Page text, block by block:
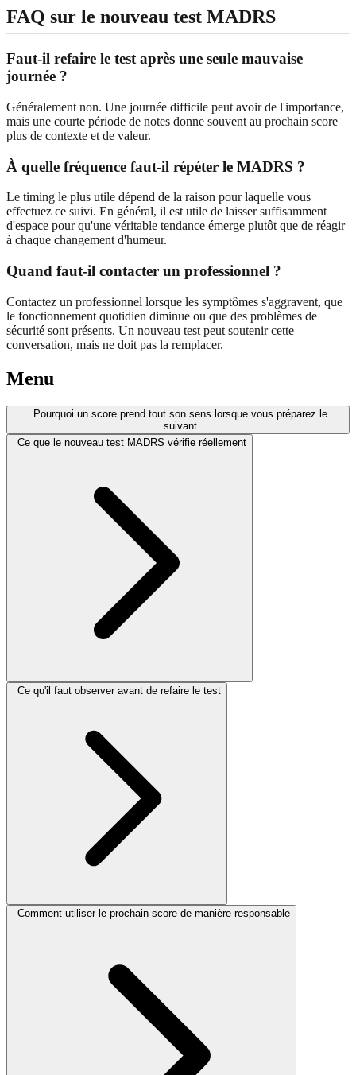
FAQ sur le nouveau test MADRS
Faut-il refaire le test après une seule mauvaise
journée ?
Généralement non. Une journée difficile peut avoir de l'importance,
mais une courte période de notes donne souvent au prochain score
plus de contexte et de valeur.
À quelle fréquence faut-il répéter le MADRS ?
Le timing le plus utile dépend de la raison pour laquelle vous
effectuez ce suivi. En général, il est utile de laisser suffisamment
d'espace pour qu'une véritable tendance émerge plutôt que de réagir
à chaque changement d'humeur.
Quand faut-il contacter un professionnel ?
Contactez un professionnel lorsque les symptômes s'aggravent, que
le fonctionnement quotidien diminue ou que des problèmes de
sécurité sont présents. Un nouveau test peut soutenir cette
conversation, mais ne doit pas la remplacer.
Menu
Pourquoi un score prend tout son sens lorsque vous préparez le
suivant
Ce que le nouveau test MADRS vérifie réellement
Ce qu'il faut observer avant de refaire le test
Comment utiliser le prochain score de manière responsable